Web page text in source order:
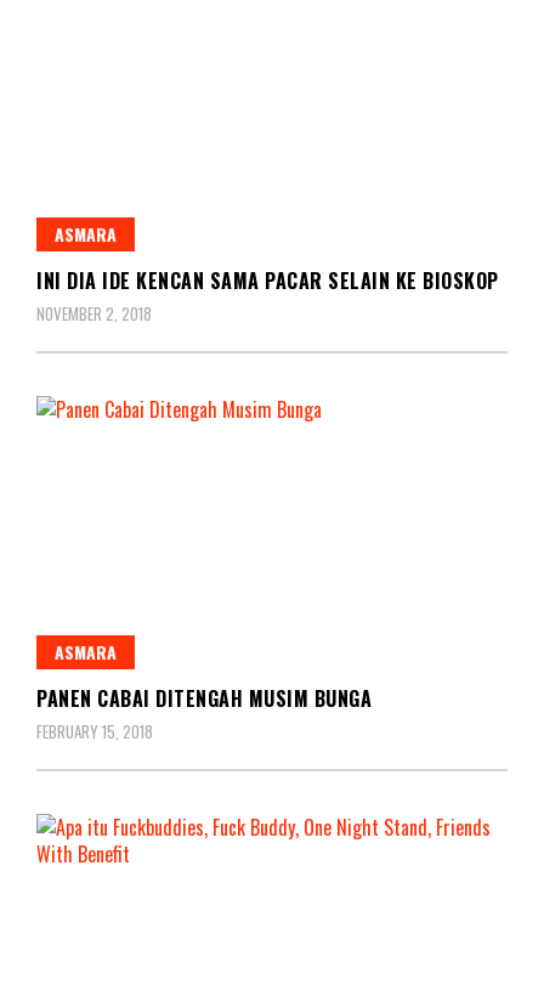
ASMARA
INI DIA IDE KENCAN SAMA PACAR SELAIN KE BIOSKOP
NOVEMBER 2, 2018
ASMARA
PANEN CABAI DITENGAH MUSIM BUNGA
FEBRUARY 15, 2018